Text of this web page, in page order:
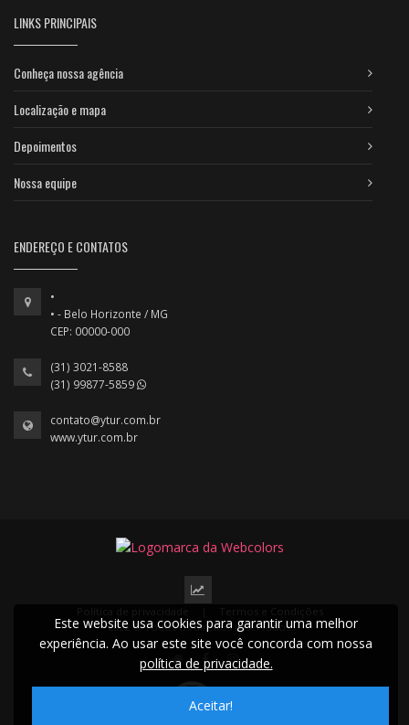
LINKS PRINCIPAIS
Conheça nossa agência
Localização e mapa
Depoimentos
Nossa equipe
ENDEREÇO E CONTATOS
•
• - Belo Horizonte / MG
CEP: 00000-000
(31) 3021-8588
(31) 99877-5859
contato@ytur.com.br
www.ytur.com.br
2022 © Todos os direitos reservados.
Este website usa cookies para garantir uma melhor
experiência. Ao usar este site você concorda com nossa
política de privacidade.
Aceitar!